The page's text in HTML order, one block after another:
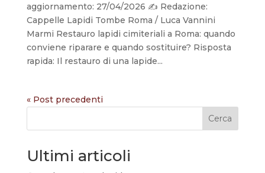
aggiornamento: 27/04/2026 ✍️ Redazione:
Cappelle Lapidi Tombe Roma / Luca Vannini
Marmi Restauro lapidi cimiteriali a Roma: quando
conviene riparare e quando sostituire? Risposta
rapida: Il restauro di una lapide...
« Post precedenti
Cerca
Ultimi articoli